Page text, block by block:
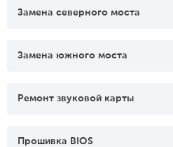
Замена северного моста
Замена южного моста
Ремонт звуковой карты
Прошивка BIOS